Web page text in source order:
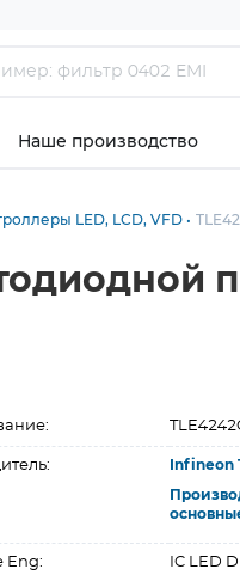
Наше производство
LED, LCD, VFD
Infineon
Eng: IC LED